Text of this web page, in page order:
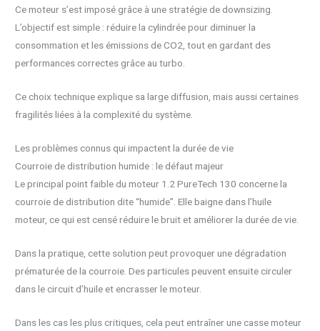
Ce moteur s’est imposé grâce à une stratégie de downsizing.
L’objectif est simple : réduire la cylindrée pour diminuer la
consommation et les émissions de CO2, tout en gardant des
performances correctes grâce au turbo.
Ce choix technique explique sa large diffusion, mais aussi certaines
fragilités liées à la complexité du système.
Les problèmes connus qui impactent la durée de vie
Courroie de distribution humide : le défaut majeur
Le principal point faible du moteur 1.2 PureTech 130 concerne la
courroie de distribution dite “humide”. Elle baigne dans l’huile
moteur, ce qui est censé réduire le bruit et améliorer la durée de vie.
Dans la pratique, cette solution peut provoquer une dégradation
prématurée de la courroie. Des particules peuvent ensuite circuler
dans le circuit d’huile et encrasser le moteur.
Dans les cas les plus critiques, cela peut entraîner une casse moteur